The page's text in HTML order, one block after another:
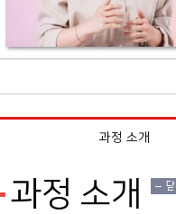
과정 소개
과정 소개